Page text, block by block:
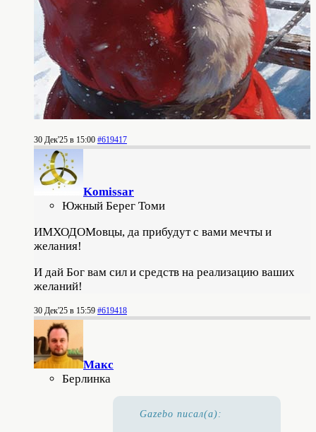
30 Дек'25 в 15:00 #619417
Komissar
Южный Берег Томи
ИМХОДОМовцы, да прибудут с вами мечты и
желания!
И дай Бог вам сил и средств на реализацию ваших
желаний!
30 Дек'25 в 15:59 #619418
Макс
Берлинка
Gazebo писал(а):